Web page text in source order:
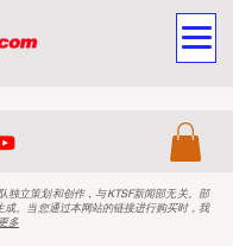
独立策划和创作，与KTSF新闻部无关。部
成。当您通过本网站的链接进行购买时，我
多